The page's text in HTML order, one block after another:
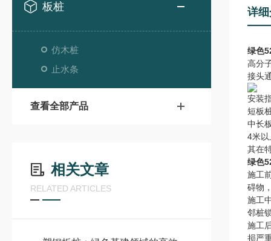
板桩
仿木桩
止水条
查看全部产品
相关文章
RELATED ARTICLES
详
绿色
高分
接头
安装
短板
中长
4米
其在
绿色
施工
碍物
施工
邻桩
施工
损严